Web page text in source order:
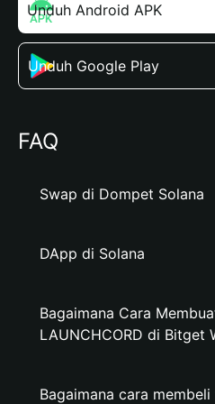
Unduh Android APK
Unduh Google Play
FAQ
Swap di Dompet Solana
DApp di Solana
Bagaimana Cara
LAUNCHCORD di Bitget
Bagaimana cara